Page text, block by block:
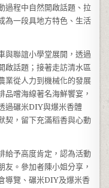
過程中自然開啟話題、拉
為一段具地方特色、生活
與聯誼小學堂展開，透過
啟話題；接著走訪清水區
業從人力到機械化的發展
品嚐海線著名海鮮饗宴，
過碾米DIY與爆米香體
契，留下充滿稻香與心動
給予高度肯定，認為活動
友。參加者陳小姐分享，
導覽、碾米DIY及爆米香